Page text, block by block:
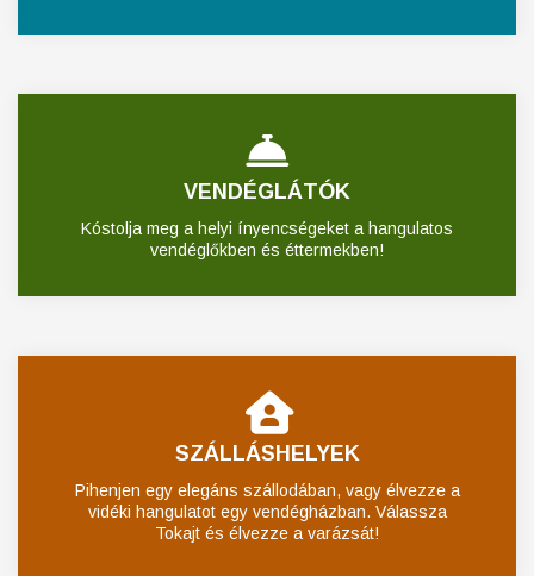
VENDÉGLÁTÓK
Kóstolja meg a helyi ínyencségeket a hangulatos
vendéglőkben és éttermekben!
SZÁLLÁSHELYEK
Pihenjen egy elegáns szállodában, vagy élvezze a
vidéki hangulatot egy vendégházban. Válassza
Tokajt és élvezze a varázsát!